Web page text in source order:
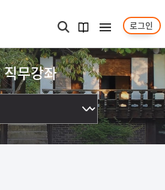
검색
과정
안내서
메뉴보기 로그인
직무강좌